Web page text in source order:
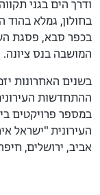
ודרך הים בגני
בחולון, גמלא
בכפר סבא, פסגת
המושבה בנס ציונה.
בשנים האחרונות
ההתחדשות
העירונית "ישראל
אביב, ירושלים,